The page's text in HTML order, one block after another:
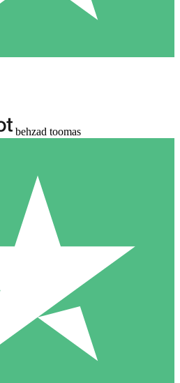
behzad toomas